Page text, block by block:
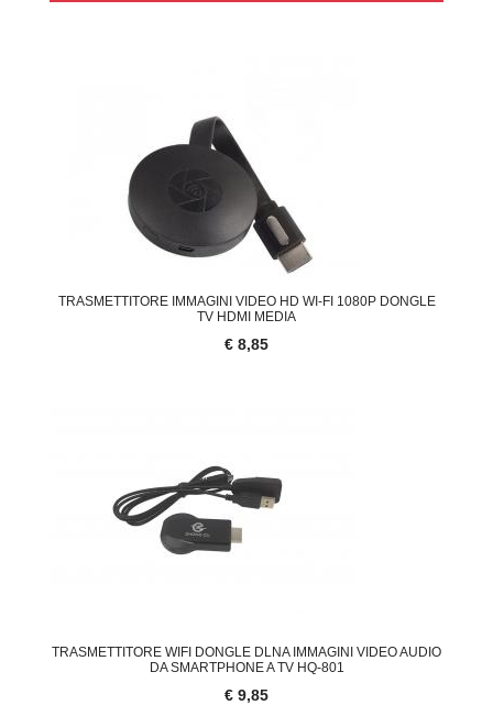
TRASMETTITORE IMMAGINI VIDEO HD WI-FI 1080P DONGLE
TV HDMI MEDIA
€ 8,85
TRASMETTITORE WIFI DONGLE DLNA IMMAGINI VIDEO AUDIO
DA SMARTPHONE A TV HQ-801
€ 9,85